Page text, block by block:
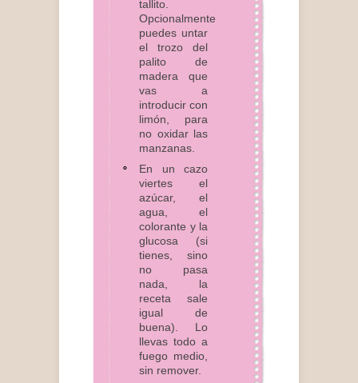
tallito.
Opcionalmente
puedes untar
el trozo del
palito de
madera que
vas a
introducir con
limón, para
no oxidar las
manzanas.
En un cazo
viertes el
azúcar, el
agua, el
colorante y la
glucosa (si
tienes, sino
no pasa
nada, la
receta sale
igual de
buena). Lo
llevas todo a
fuego medio,
sin remover.